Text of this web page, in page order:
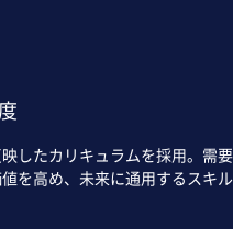
したカリキュラムを採用。需要
を高め、未来に通用するスキル